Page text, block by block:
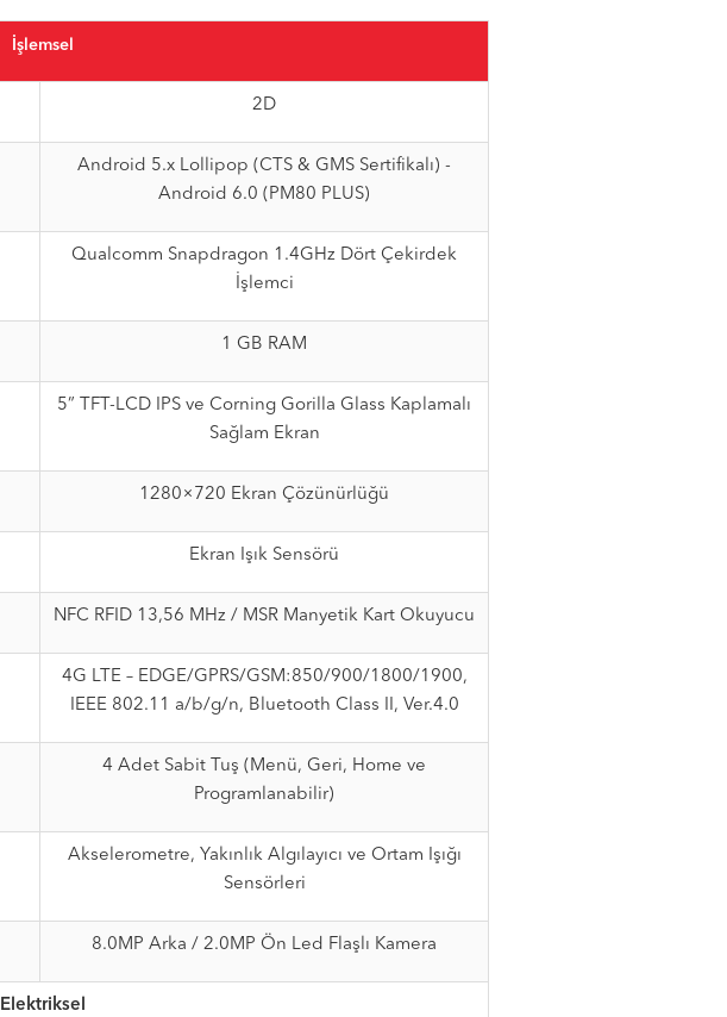
İşlemsel
2D
Android 5.x Lollipop (CTS & GMS Sertifikalı) -
Android 6.0 (PM80 PLUS)
Qualcomm Snapdragon 1.4GHz Dört Çekirdek
İşlemci
1 GB RAM
5” TFT-LCD IPS ve Corning Gorilla Glass Kaplamalı
Sağlam Ekran
1280×720 Ekran Çözünürlüğü
Ekran Işık Sensörü
NFC RFID 13,56 MHz / MSR Manyetik Kart Okuyucu
4G LTE – EDGE/GPRS/GSM:850/900/1800/1900,
IEEE 802.11 a/b/g/n, Bluetooth Class II, Ver.4.0
4 Adet Sabit Tuş (Menü, Geri, Home ve
Programlanabilir)
Akselerometre, Yakınlık Algılayıcı ve Ortam Işığı
Sensörleri
8.0MP Arka / 2.0MP Ön Led Flaşlı Kamera
Elektriksel